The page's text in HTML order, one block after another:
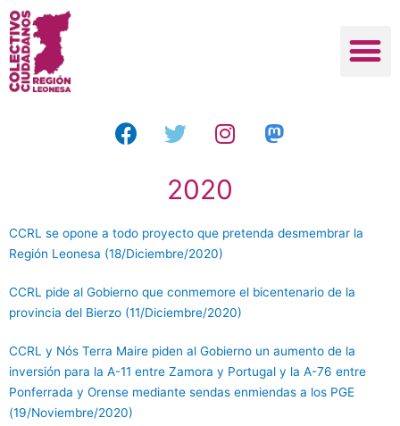
2020
CCRL se opone a todo proyecto que pretenda desmembrar la
Región Leonesa (18/Diciembre/2020)
CCRL pide al Gobierno que conmemore el bicentenario de la
provincia del Bierzo (11/Diciembre/2020)
CCRL y Nós Terra Maire piden al Gobierno un aumento de la
inversión para la A-11 entre Zamora y Portugal y la A-76 entre
Ponferrada y Orense mediante sendas enmiendas a los PGE
(19/Noviembre/2020)